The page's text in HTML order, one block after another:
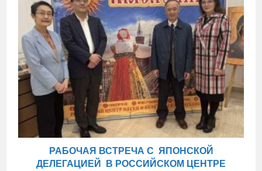
РАБОЧАЯ ВСТРЕЧА С ЯПОНСКОЙ
ДЕЛЕГАЦИЕЙ В РОССИЙСКОМ ЦЕНТРЕ